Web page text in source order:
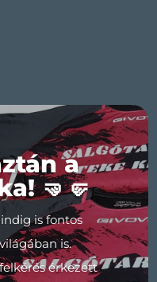
a
🤜🤛
is fontos
is.
érkezett